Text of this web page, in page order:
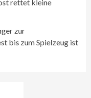
rettet kleine
zur
bis zum Spielzeug ist